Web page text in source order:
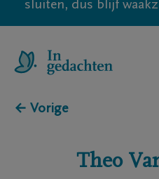
sluiten, dus blijf
← Vorige
Theo